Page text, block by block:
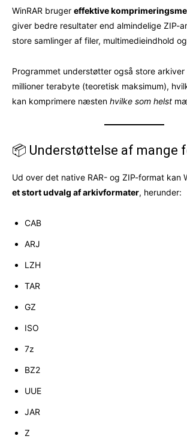
WinRAR bruger effektive
giver bedre resultater end almindelige
store samlinger af filer, multimedieindhold
Programmet understøtter også store arkiver
millioner terabyte (teoretisk maksimum),
kan komprimere næsten hvilke som helst
📦 Understøttelse af mange
Ud over det native RAR- og ZIP-format kan
et stort udvalg af arkivformater, herunder:
CAB
ARJ
LZH
TAR
GZ
ISO
7z
BZ2
UUE
JAR
Z